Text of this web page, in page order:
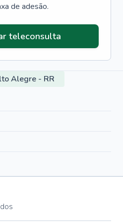
de adesão.
teleconsulta
Alegre - RR